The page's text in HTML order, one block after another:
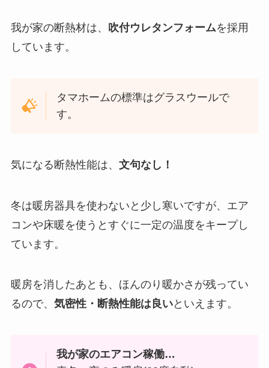
我が家の断熱材は、 吹付ウレタンフォームを採用
しています。
タマホームの標準はグラスウールで
す。
気になる断熱性能は、 文句なし！
冬は暖房器具を使わないと少し寒いですが、エア
コンや床暖を使うとすぐに一定の温度をキープし
ています。
暖房を消したあとも、ほんのり暖かさが残ってい
るので、 気密性・断熱性能は良いといえます。
我が家のエアコン稼働…